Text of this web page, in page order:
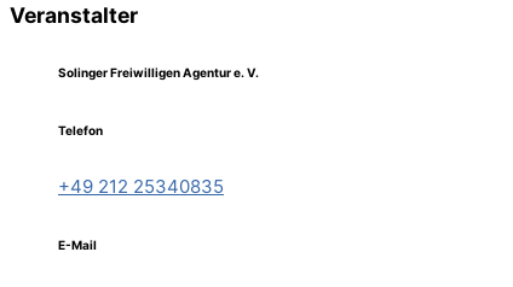
Veranstalter
Solinger Freiwilligen Agentur e. V.
Telefon
+49 212 25340835
E-Mail